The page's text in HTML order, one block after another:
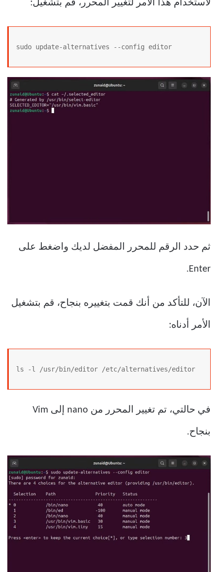
لاستخدام هذا الأمر لتغيير المحرر، قم بتشغيل:
sudo update-alternatives --config editor
ثم حدد الرقم للمحرر المفضل لديك واضغط على
Enter.
الآن، للتأكد من أنك قمت بتغييره بنجاح، قم بتشغيل
الأمر أدناه:
ls -l /usr/bin/editor /etc/alternatives/editor
في حالتي، تم تغيير المحرر من nano إلى Vim
بنجاح.